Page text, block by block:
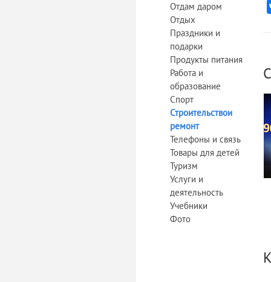
Отдам даром
Отдых
Праздники и
подарки
Продукты питания
Работа и
образование
Спорт
Строительствои
ремонт
Телефоны и связь
Товары для детей
Туризм
Услуги и
деятельность
Учебники
Фото